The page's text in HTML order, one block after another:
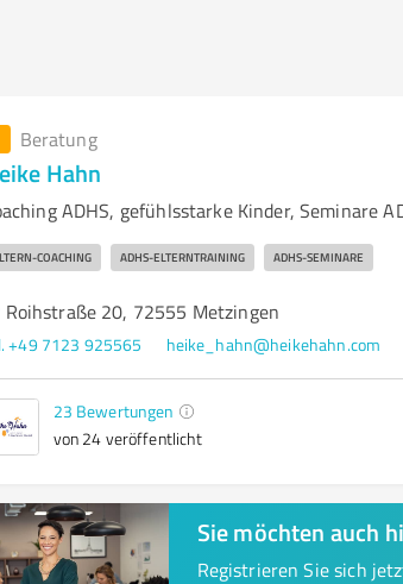
Beratung
Hahn
ADHS, gefühlsstarke Kinder, Seminare
COACHING ADHS-ELTERNTRAINING ADHS-SEMINARE
Roihstraße 20, 72555 Metzingen
+49 7123 925565 heike_hahn@heikehahn.com
23 Bewertungen
von 24 veröffentlicht
Sie möchten auch
Registrieren Sie sich